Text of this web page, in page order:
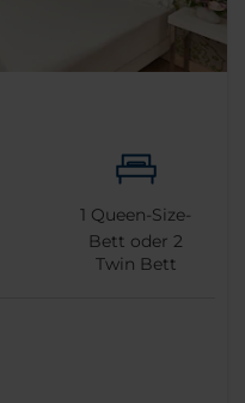
1 Queen-Size-
Bett oder2
Twin Bett